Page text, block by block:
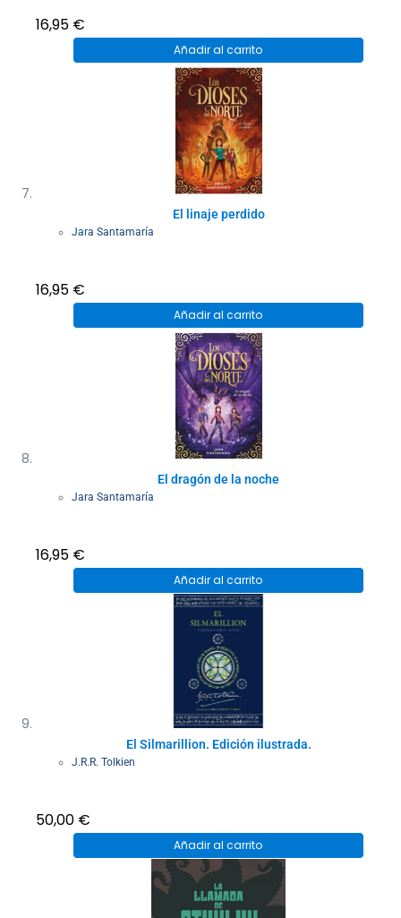
16,95 €
Añadir al carrito
El linaje perdido
Jara Santamaría
16,95 €
Añadir al carrito
El dragón de la noche
Jara Santamaría
16,95 €
Añadir al carrito
El Silmarillion. Edición ilustrada.
J.R.R. Tolkien
50,00 €
Añadir al carrito